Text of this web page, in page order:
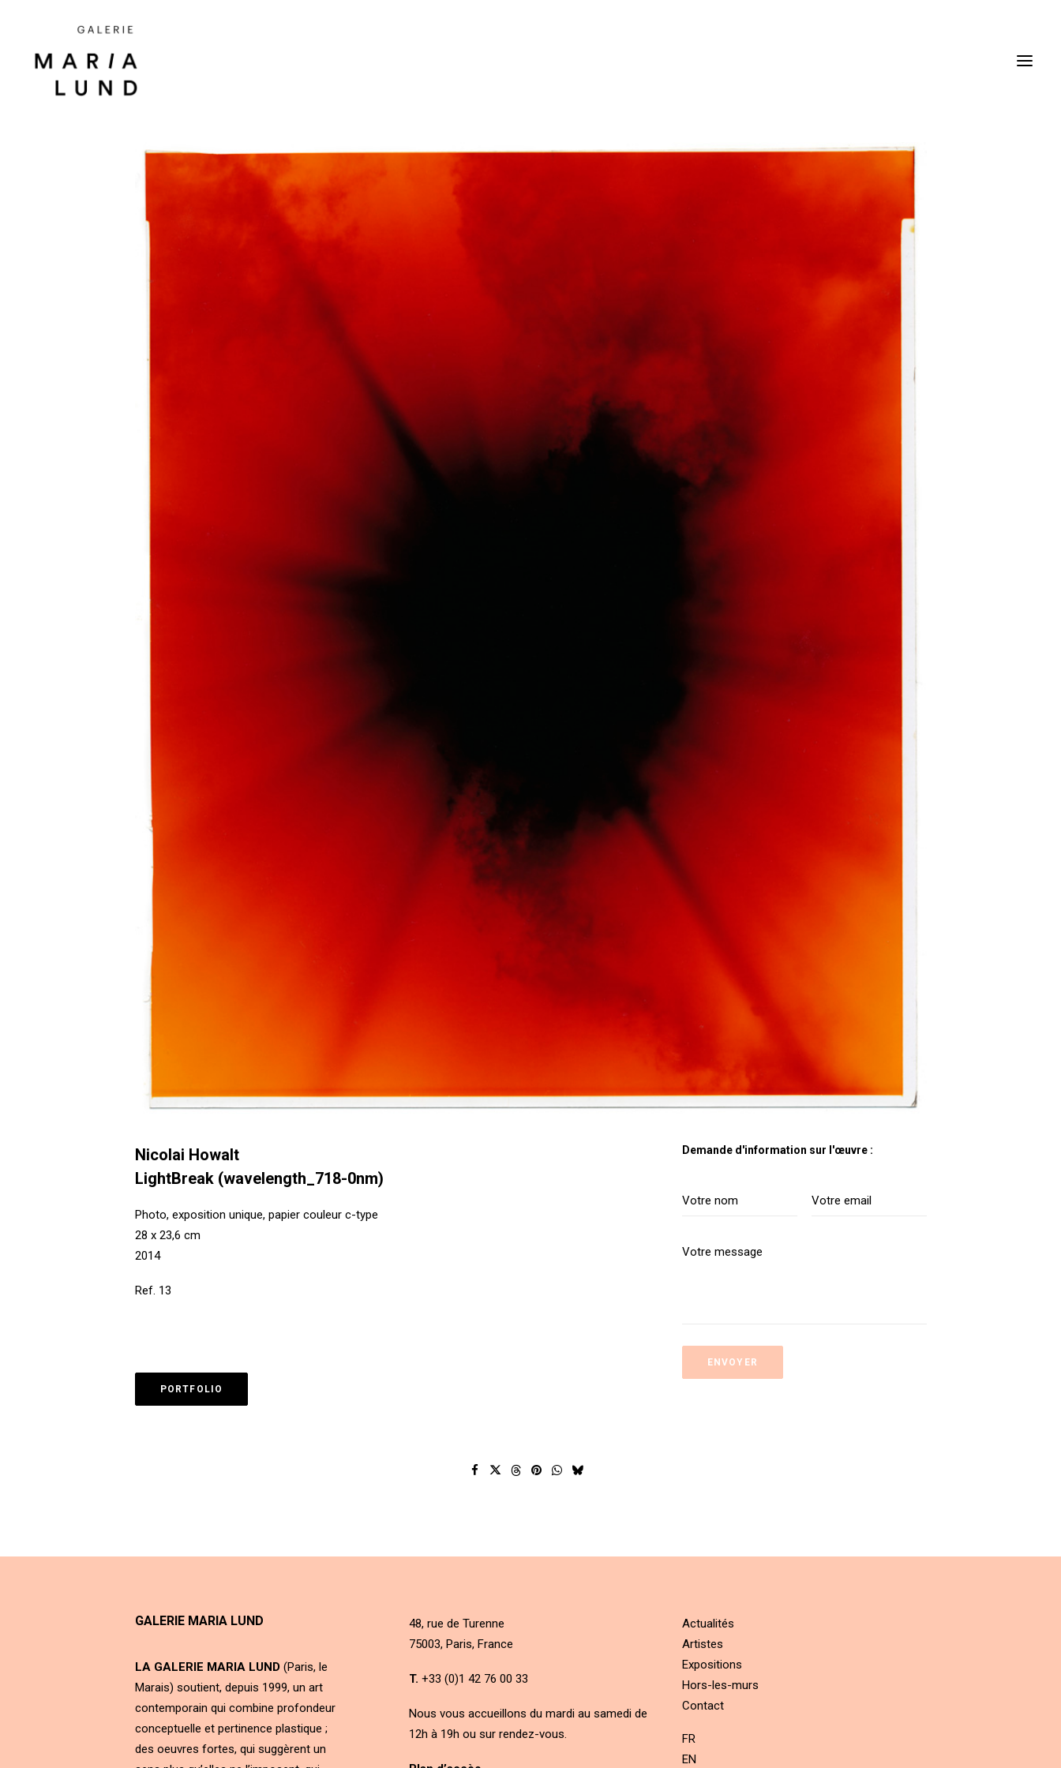
Nicolai Howalt
LightBreak (wavelength_718-0nm)
Photo, exposition unique, papier couleur c-type
28 x 23,6 cm
2014
Ref. 13
PORTFOLIO
Demande d'information sur l'œuvre :
GALERIE MARIA LUND
LA GALERIE MARIA LUND (Paris, le
Marais) soutient, depuis 1999, un art
contemporain qui combine profondeur
conceptuelle et pertinence plastique ;
des oeuvres fortes, qui suggèrent un
48, rue de Turenne
75003, Paris, France
T. +33 (0)1 42 76 00 33
Nous vous accueillons du mardi au samedi de
12h à 19h ou sur rendez-vous.
Actualités
Artistes
Expositions
Hors-les-murs
Contact
FR
EN